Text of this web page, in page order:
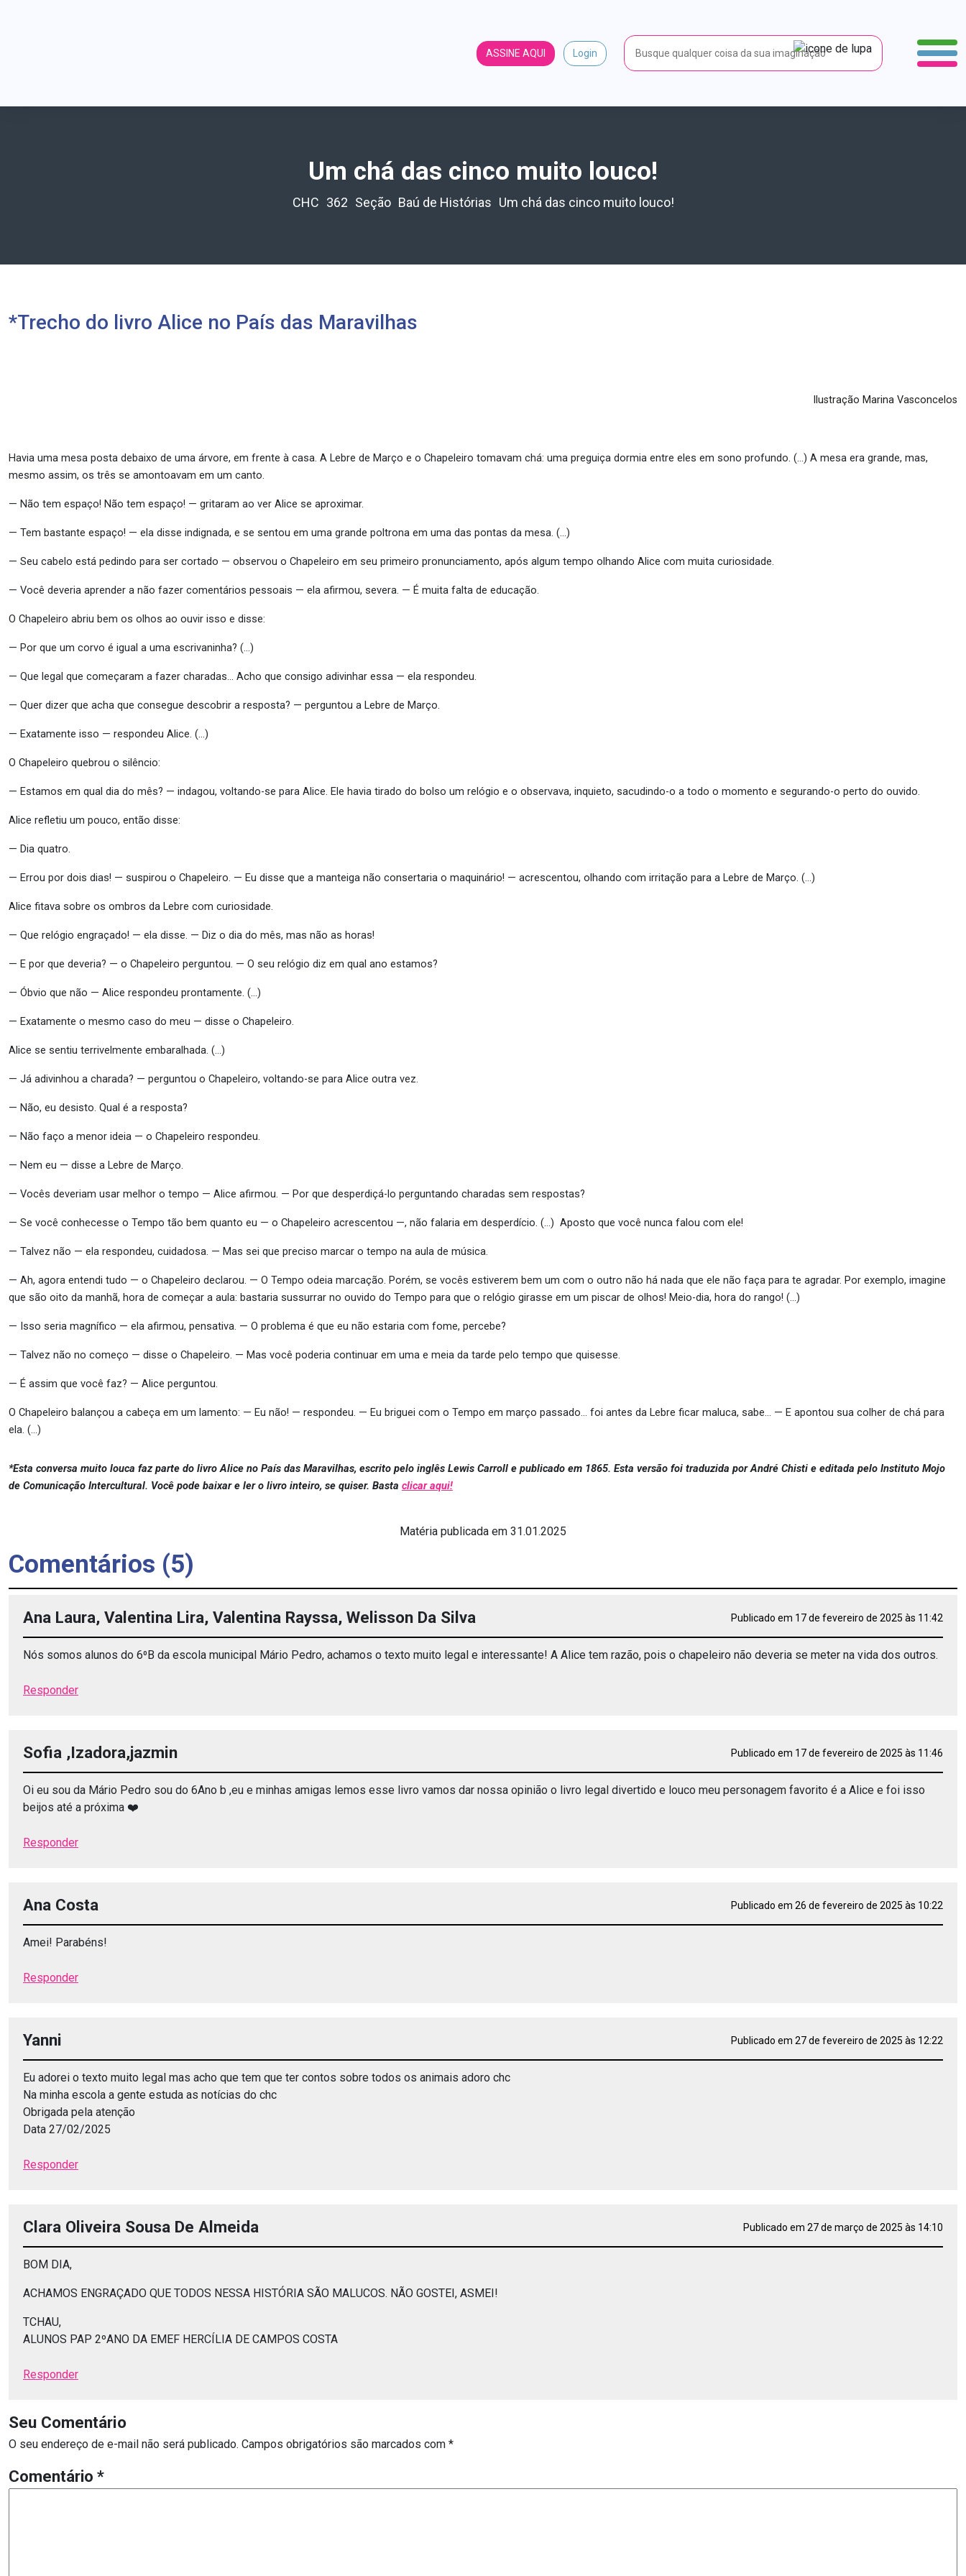
ASSINE AQUI Login
Um chá das cinco muito louco!
CHC 362 Seção Baú de Histórias Um chá das cinco muito louco!
*Trecho do livro Alice no País das Maravilhas
Ilustração Marina Vasconcelos
Havia uma mesa posta debaixo de uma árvore, em frente à casa. A Lebre de Março e o Chapeleiro tomavam chá: uma preguiça dormia entre eles em sono profundo. (…) A mesa era grande, mas,
mesmo assim, os três se amontoavam em um canto.
— Não tem espaço! Não tem espaço! — gritaram ao ver Alice se aproximar.
— Tem bastante espaço! — ela disse indignada, e se sentou em uma grande poltrona em uma das pontas da mesa. (…)
— Seu cabelo está pedindo para ser cortado — observou o Chapeleiro em seu primeiro pronunciamento, após algum tempo olhando Alice com muita curiosidade.
— Você deveria aprender a não fazer comentários pessoais — ela afirmou, severa. — É muita falta de educação.
O Chapeleiro abriu bem os olhos ao ouvir isso e disse:
— Por que um corvo é igual a uma escrivaninha? (…)
— Que legal que começaram a fazer charadas… Acho que consigo adivinhar essa — ela respondeu.
— Quer dizer que acha que consegue descobrir a resposta? — perguntou a Lebre de Março.
— Exatamente isso — respondeu Alice. (…)
O Chapeleiro quebrou o silêncio:
— Estamos em qual dia do mês? — indagou, voltando-se para Alice. Ele havia tirado do bolso um relógio e o observava, inquieto, sacudindo-o a todo o momento e segurando-o perto do ouvido.
Alice refletiu um pouco, então disse:
— Dia quatro.
— Errou por dois dias! — suspirou o Chapeleiro. — Eu disse que a manteiga não consertaria o maquinário! — acrescentou, olhando com irritação para a Lebre de Março. (…)
Alice fitava sobre os ombros da Lebre com curiosidade.
— Que relógio engraçado! — ela disse. — Diz o dia do mês, mas não as horas!
— E por que deveria? — o Chapeleiro perguntou. — O seu relógio diz em qual ano estamos?
— Óbvio que não — Alice respondeu prontamente. (…)
— Exatamente o mesmo caso do meu — disse o Chapeleiro.
Alice se sentiu terrivelmente embaralhada. (…)
— Já adivinhou a charada? — perguntou o Chapeleiro, voltando-se para Alice outra vez.
— Não, eu desisto. Qual é a resposta?
— Não faço a menor ideia — o Chapeleiro respondeu.
— Nem eu — disse a Lebre de Março.
— Vocês deveriam usar melhor o tempo — Alice afirmou. — Por que desperdiçá-lo perguntando charadas sem respostas?
— Se você conhecesse o Tempo tão bem quanto eu — o Chapeleiro acrescentou —, não falaria em desperdício. (…) Aposto que você nunca falou com ele!
— Talvez não — ela respondeu, cuidadosa. — Mas sei que preciso marcar o tempo na aula de música.
— Ah, agora entendi tudo — o Chapeleiro declarou. — O Tempo odeia marcação. Porém, se vocês estiverem bem um com o outro não há nada que ele não faça para te agradar. Por exemplo, imagine
que são oito da manhã, hora de começar a aula: bastaria sussurrar no ouvido do Tempo para que o relógio girasse em um piscar de olhos! Meio-dia, hora do rango! (…)
— Isso seria magnífico — ela afirmou, pensativa. — O problema é que eu não estaria com fome, percebe?
— Talvez não no começo — disse o Chapeleiro. — Mas você poderia continuar em uma e meia da tarde pelo tempo que quisesse.
— É assim que você faz? — Alice perguntou.
O Chapeleiro balançou a cabeça em um lamento: — Eu não! — respondeu. — Eu briguei com o Tempo em março passado… foi antes da Lebre ficar maluca, sabe… — E apontou sua colher de chá para
ela. (…)
*Esta conversa muito louca faz parte do livro Alice no País das Maravilhas, escrito pelo inglês Lewis Carroll e publicado em 1865. Esta versão foi traduzida por André Chisti e editada pelo Instituto Mojo
de Comunicação Intercultural. Você pode baixar e ler o livro inteiro, se quiser. Basta clicar aqui!
Matéria publicada em 31.01.2025
Comentários (5)
Ana Laura, Valentina Lira, Valentina Rayssa, Welisson Da Silva Publicado em 17 de fevereiro de 2025 às 11:42
Nós somos alunos do 6⁰B da escola municipal Mário Pedro, achamos o texto muito legal e interessante! A Alice tem razão, pois o chapeleiro não deveria se meter na vida dos outros.
Responder
Sofia ,Izadora,jazmin Publicado em 17 de fevereiro de 2025 às 11:46
Oi eu sou da Mário Pedro sou do 6Ano b ,eu e minhas amigas lemos esse livro vamos dar nossa opinião o livro legal divertido e louco meu personagem favorito é a Alice e foi isso
beijos até a próxima ❤️
Responder
Ana Costa Publicado em 26 de fevereiro de 2025 às 10:22
Amei! Parabéns!
Responder
Yanni Publicado em 27 de fevereiro de 2025 às 12:22
Eu adorei o texto muito legal mas acho que tem que ter contos sobre todos os animais adoro chc
Na minha escola a gente estuda as notícias do chc
Obrigada pela atenção
Data 27/02/2025
Responder
Clara Oliveira Sousa De Almeida Publicado em 27 de março de 2025 às 14:10
BOM DIA,
ACHAMOS ENGRAÇADO QUE TODOS NESSA HISTÓRIA SÃO MALUCOS. NÃO GOSTEI, ASMEI!
TCHAU,
ALUNOS PAP 2ºANO DA EMEF HERCÍLIA DE CAMPOS COSTA
Responder
Seu Comentário
O seu endereço de e-mail não será publicado. Campos obrigatórios são marcados com *
Comentário *